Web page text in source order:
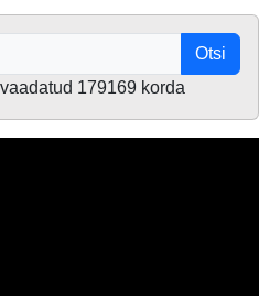
Otsi
179169 korda